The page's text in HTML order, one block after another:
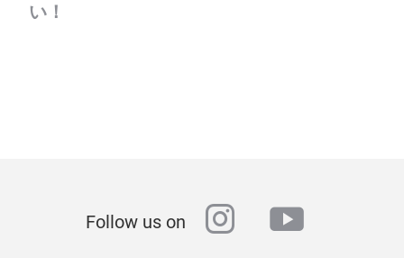
い！
Follow us on instagram
youtube